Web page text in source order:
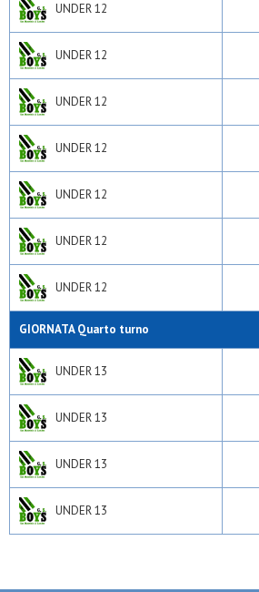
UNDER 12
UNDER 12
UNDER 12
UNDER 12
UNDER 12
UNDER 12
UNDER 12
GIORNATA Quarto turno
UNDER 13
UNDER 13
UNDER 13
UNDER 13